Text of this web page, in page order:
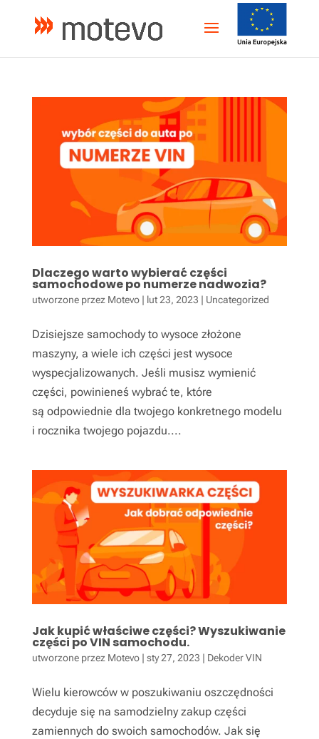
Dlaczego warto wybierać części
samochodowe po numerze nadwozia?
utworzone przez Motevo| lut 23, 2023 | Uncategorized
Dzisiejsze samochody to wysoce złożone
maszyny, a wiele ich części jest wysoce
wyspecjalizowanych. Jeśli musisz wymienić
części, powinieneś wybrać te, które
są odpowiednie dla twojego konkretnego modelu
i rocznika twojego pojazdu....
Jak kupić właściwe części? Wyszukiwanie
części po VIN samochodu.
utworzone przez Motevo| sty 27, 2023 | Dekoder VIN
Wielu kierowców w poszukiwaniu oszczędności
decyduje się na samodzielny zakup części
zamiennych do swoich samochodów. Jak się